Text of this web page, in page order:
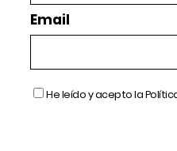
Email
He leído y acepto la